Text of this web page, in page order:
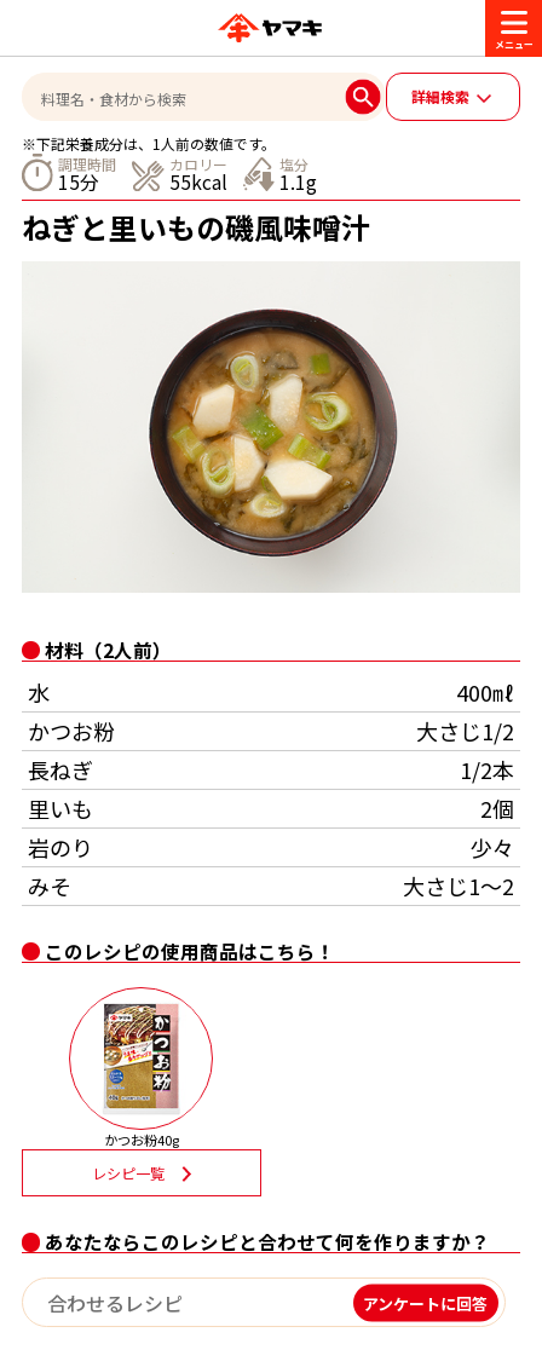
商品情報
ブランド一覧
ヤマキ『めんつゆ』 ヤマキ 割烹白だし
旨さ、別格。だし屋の鍋 韓福善シリーズ
サッと鍋® 楽チン鍋®
楽チン屋® ストレートつゆ
レシピ
おいしいレシピを探す
おいしいレシピトップ
おいしいレシピを商品から探す
かつお節レシピ
めんつゆレシピ
割烹白だしレシピ
レシピ特設サイト
割烹白だしレシピ特集
だし巻き卵特集
かつおだしが決め手！簡単茶碗蒸し
かつお節・だしを楽しむ
かつお節・だしを知る
かつお節の削り方
かつお節・だしをもっと知る
かつお節・だしを楽しむ
だしコミュ
キャンペーン一覧
企業・採用情報
採用情報
- ジョブリターン制
オンラインショップ
詳細検索
※下記栄養成分は、1人前の数値です。
調理時間
15分
カロリー
55kcal
塩分
1.1g
ねぎと里いもの磯風味噌汁
このレシピの使用商品はこちら！
かつお粉40g
レシピ一覧
あなたならこのレシピと合わせて何を作りますか？
アンケートに回答
材料（2人前）
水
400㎖
かつお粉
大さじ1/2
長ねぎ
1/2本
里いも
2個
岩のり
少々
みそ
大さじ1～2